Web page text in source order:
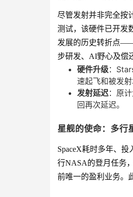
尽管发射并非完全按
测试，该硬件已开发
发展的历史转折点
步研发、AI野心及偿
硬件升级：
速起飞和被发射
发射延迟：原
回再次延迟。
星舰的使命：多行
SpaceX耗时多年、
行NASA的登月任务
前唯一的盈利业务。